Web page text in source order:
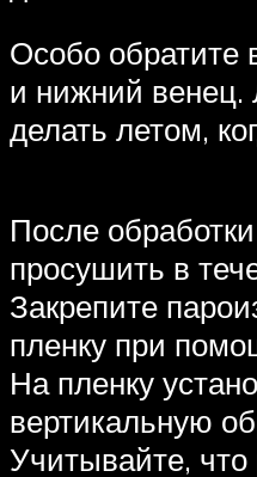
Особо обратите
и нижний венец.
делать летом,
После
просушить в
Закрепите
пленку при
На пленку
вертикальную
Учитывайте,